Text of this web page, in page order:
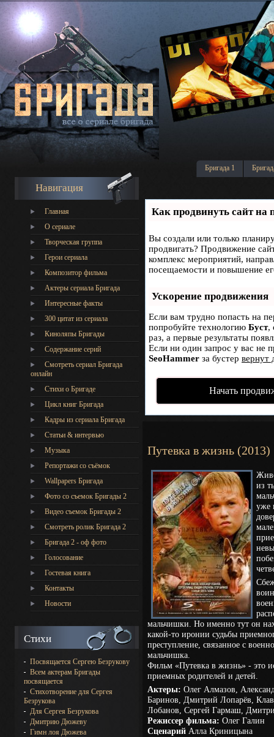
Бригада 1
Навигация
Главная
О сериале
Творческая группа
Герои сериала
Композитор фильма
Актеры сериала Бригада
Интересные факты
300 цитат из сериала
Киноляпы Бригады
Содержание серий
Смотреть сериал Бригада
онлайн
Стихи о Бригаде
Цикл книг Бригада
Кадры из сериала Бригада
Статьи & интервью
Музыка
Репортажи со съёмок
Wallpapers Бригада
Фото со съемок Бригады 2
Видео съемок Бригады 2
Cмотреть ролик Бригада 2
Бригада 2 - оф фото
Голосование
Гостевая книга
Контакты
Новости
Стихи
Посвящается Сергею Безрукову
Всем актерам Бригады
посвящается
Стихотворение для Сергея
Безрукова
Для Сергея Безрукова
Дмитрию Дюжеву
Гимн лоя Дюжева
Как продвинуть сайт на
Вы создали или только
продвигать? Продвижение
комплекс мероприятий,
посещаемости и повышение
Ускорение продвижения
Если вам трудно попасть на
попробуйте технологию Буст,
раз, а первые результаты
Если ни один запрос у вас не
SeoHammer за бустер вернут
Начать
Путевка в жизнь (2013)
из
уже
мальчишки. Но именно тут он
какой-то иронии судьбы
преступление, связанное с
мальчишка.
Фильм «Путевка в жизнь» - это
приемных родителей и детей.
Актеры: Олег Алмазов,
Баринов, Дмитрий Лопарёв,
Лобанов, Сергей Гармаш,
Режиссер фильма: Олег Галин
Сценарий Алла Криницына